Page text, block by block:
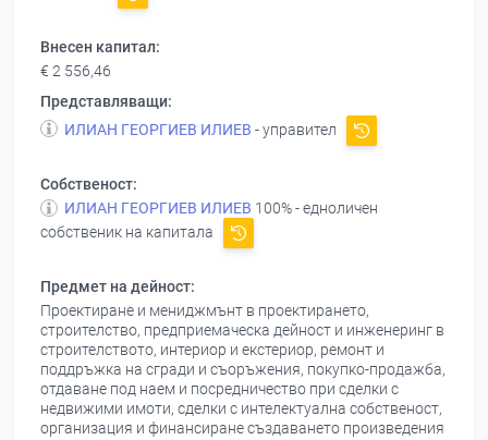
Внесен капитал:
€ 2 556,46
Представляващи:
ИЛИАН ГЕОРГИЕВ ИЛИЕВ - управител
Собственост:
ИЛИАН ГЕОРГИЕВ ИЛИЕВ 100% - едноличен
собственик на капитала
Предмет на дейност:
Проектиране и мениджмънт в проектирането,
строителство, предприемаческа дейност и инженеринг в
строителството, интериор и екстериор, ремонт и
поддръжка на сгради и съоръжения, покупко-продажба,
отдаване под наем и посредничество при сделки с
недвижими имоти, сделки с интелектуална собственост,
организация и финансиране създаването произведения